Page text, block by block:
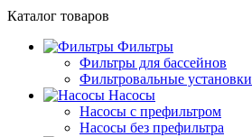
Каталог товаров
Фильтры
Фильтры для бассейнов
Фильтровальные установки
Насосы
Насосы с префильтром
Насосы без префильтра